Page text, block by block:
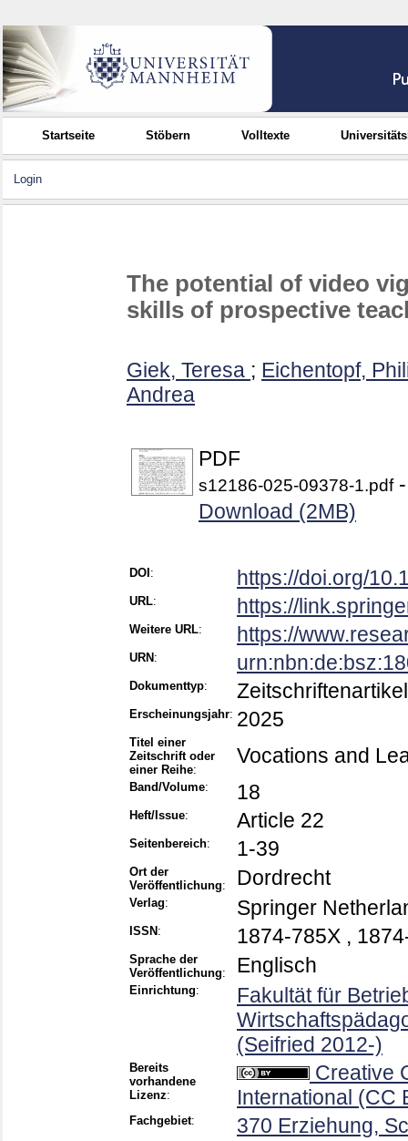
Startseite Stöbern Volltexte
Login
The potential of video
skills of prospective
Giek, Teresa ; Eichentopf,
Andrea
PDF
s12186-025-09378-1.pdf-
Download (2MB)
DOI : https://doi.org/
URL: https://
Weitere URL: https://
URN :
Dokumenttyp: Zeitschriftenartikel
Erscheinungsjahr: 2025
Titel einer
Zeitschrift oder
einer Reihe:
Vocations and
Band/Volume: 18
Heft/Issue: Article 22
Seitenbereich: 1-39
Ort der
Veröffentlichung: Dordrecht
Verlag: Springer
ISSN : 1874-785X ,
Sprache der
Veröffentlichung: Englisch
Einrichtung:
Fakultät für
(Seifried 2012-)
Bereits
vorhandene
Lizenz:
Creative
International (CC
Fachgebiet: 370 Erziehung,